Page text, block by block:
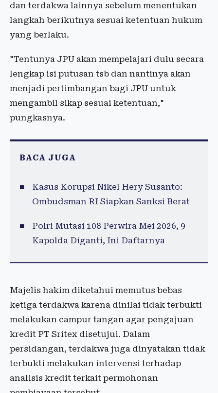
dan terdakwa lainnya sebelum menentukan
langkah berikutnya sesuai ketentuan hukum
yang berlaku.
"Tentunya JPU akan mempelajari dulu secara
lengkap isi putusan tsb dan nantinya akan
menjadi pertimbangan bagi JPU untuk
mengambil sikap sesuai ketentuan,"
pungkasnya.
BACA JUGA
Kasus Korupsi Nikel Hery Susanto:
Ombudsman RI Siapkan Sanksi Berat
Polri Mutasi 108 Perwira Mei 2026, 9
Kapolda Diganti, Ini Daftarnya
Majelis hakim diketahui memutus bebas
ketiga terdakwa karena dinilai tidak terbukti
melakukan campur tangan agar pengajuan
kredit PT Sritex disetujui. Dalam
persidangan, terdakwa juga dinyatakan tidak
terbukti melakukan intervensi terhadap
analisis kredit terkait permohonan